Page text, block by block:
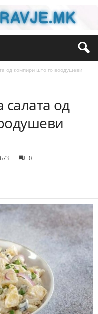
од компири што го воодушеви
од
673 0